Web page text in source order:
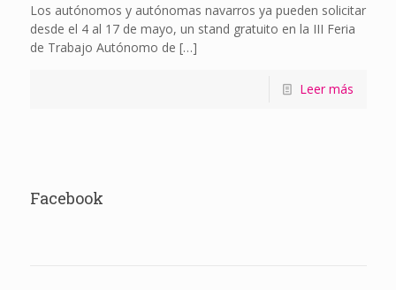
Los autónomos y autónomas navarros ya pueden solicitar
desde el 4 al 17 de mayo, un stand gratuito en la III Feria
de Trabajo Autónomo de […]
Leer más
Facebook